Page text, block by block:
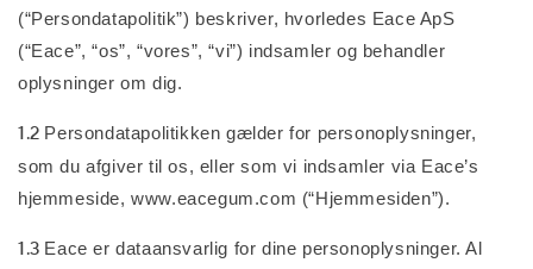
(“Persondatapolitik”) beskriver, hvorledes Eace ApS
(“Eace”, “os”, “vores”, “vi”) indsamler og behandler
oplysninger om dig.
1.2 Persondatapolitikken gælder for personoplysninger,
som du afgiver til os, eller som vi indsamler via Eace’s
hjemmeside, www.eacegum.com (“Hjemmesiden”).
1.3 Eace er dataansvarlig for dine personoplysninger. Al